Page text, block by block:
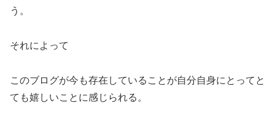
う。
それによって
このブログが今も存在していることが自分自身にとってと
ても嬉しいことに感じられる。